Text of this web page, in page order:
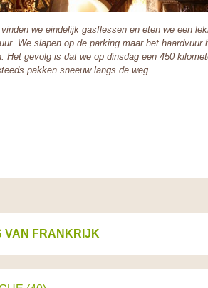
we eindelijk gasflessen en eten we een
We slapen op de parking maar het
Het gevolg is dat we op dinsdag een 450
pakken sneeuw langs de weg.
VAN FRANKRIJK